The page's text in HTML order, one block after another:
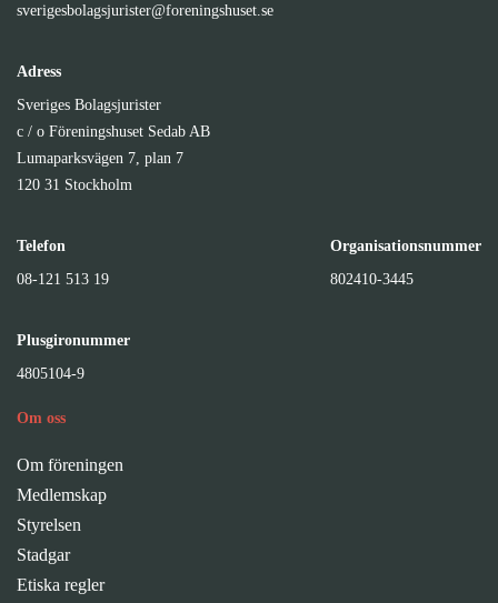
sverigesbolagsjurister@foreningshuset.se
Adress
Sveriges Bolagsjurister
c / o Föreningshuset Sedab AB
Lumaparksvägen 7, plan 7
120 31 Stockholm
Telefon
08-121 513 19
Organisationsnummer
802410-3445
Plusgironummer
4805104-9
Om oss
Om föreningen
Medlemskap
Styrelsen
Stadgar
Etiska regler